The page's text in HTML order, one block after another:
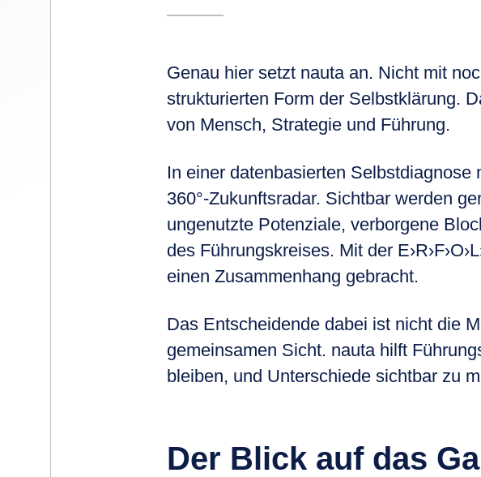
Genau hier setzt nauta an. Nicht mit
strukturierten Form der Selbstklärung.
von Mensch, Strategie und Führung.
In einer datenbasierten
360°-Zukunftsradar. Sichtbar werden
ungenutzte Potenziale, verborgene
des Führungskreises. Mit der
einen Zusammenhang gebracht.
Das Entscheidende dabei ist nicht die
gemeinsamen Sicht. nauta hilft
bleiben, und Unterschiede sichtbar zu
Der Blick auf das